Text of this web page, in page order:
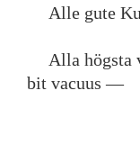
Alle gute
Alla högsta
bit vacuus —